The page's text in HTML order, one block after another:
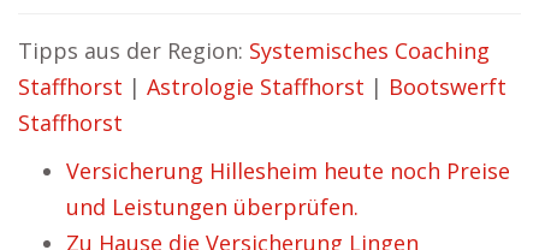
Tipps aus der Region: Systemisches Coaching
Staffhorst | Astrologie Staffhorst | Bootswerft
Staffhorst
Versicherung Hillesheim heute noch Preise
und Leistungen überprüfen.
Zu Hause die Versicherung Lingen